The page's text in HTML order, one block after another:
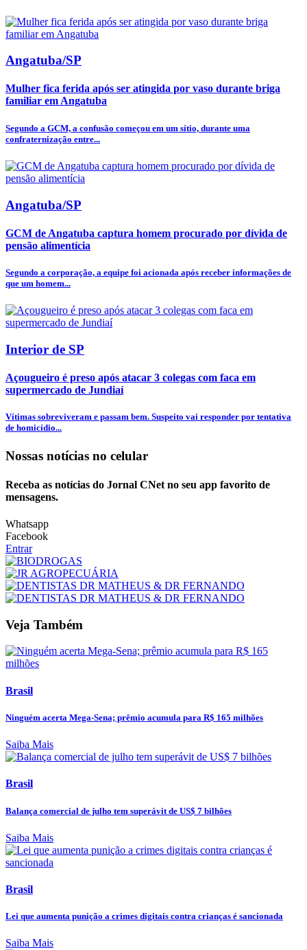
Angatuba/SP
Mulher fica ferida após ser atingida por vaso durante briga
familiar em Angatuba
Segundo a GCM, a confusão começou em um sítio, durante uma
confraternização entre...
Angatuba/SP
GCM de Angatuba captura homem procurado por dívida de
pensão alimentícia
Segundo a corporação, a equipe foi acionada após receber informações de
que um homem...
Interior de SP
Açougueiro é preso após atacar 3 colegas com faca em
supermercado de Jundiaí
Vítimas sobreviveram e passam bem. Suspeito vai responder por tentativa
de homicídio...
Nossas notícias no celular
Receba as notícias do Jornal CNet no seu app favorito de
mensagens.
Whatsapp
Facebook
Entrar
Veja Também
Brasil
Ninguém acerta Mega-Sena; prêmio acumula para R$ 165 milhões
Saiba Mais
Brasil
Balança comercial de julho tem superávit de US$ 7 bilhões
Saiba Mais
Brasil
Lei que aumenta punição a crimes digitais contra crianças é sancionada
Saiba Mais